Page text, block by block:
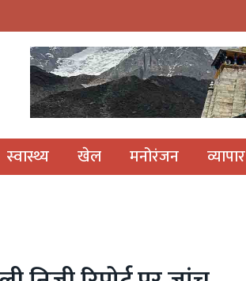
स्वास्थ्य खेल मनोरंजन व्यापार